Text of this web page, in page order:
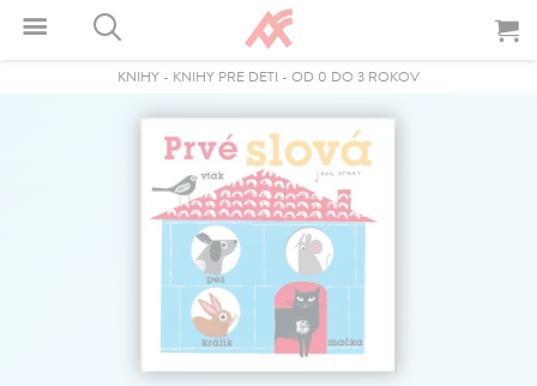
KNIHY - KNIHY PRE DETI - OD 0 DO 3 ROKOV